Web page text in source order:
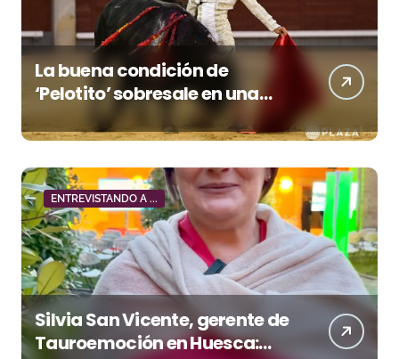
La buena condición de
‘Pelotito’ sobresale en una
noche gris en Las Ventas
ENTREVISTANDO A ...
Silvia San Vicente, gerente de
Tauroemoción en Huesca: